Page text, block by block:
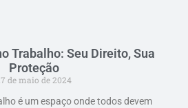
Trabalho: Seu Direito, Sua
Proteção
de maio de 2024
é um espaço onde todos devem